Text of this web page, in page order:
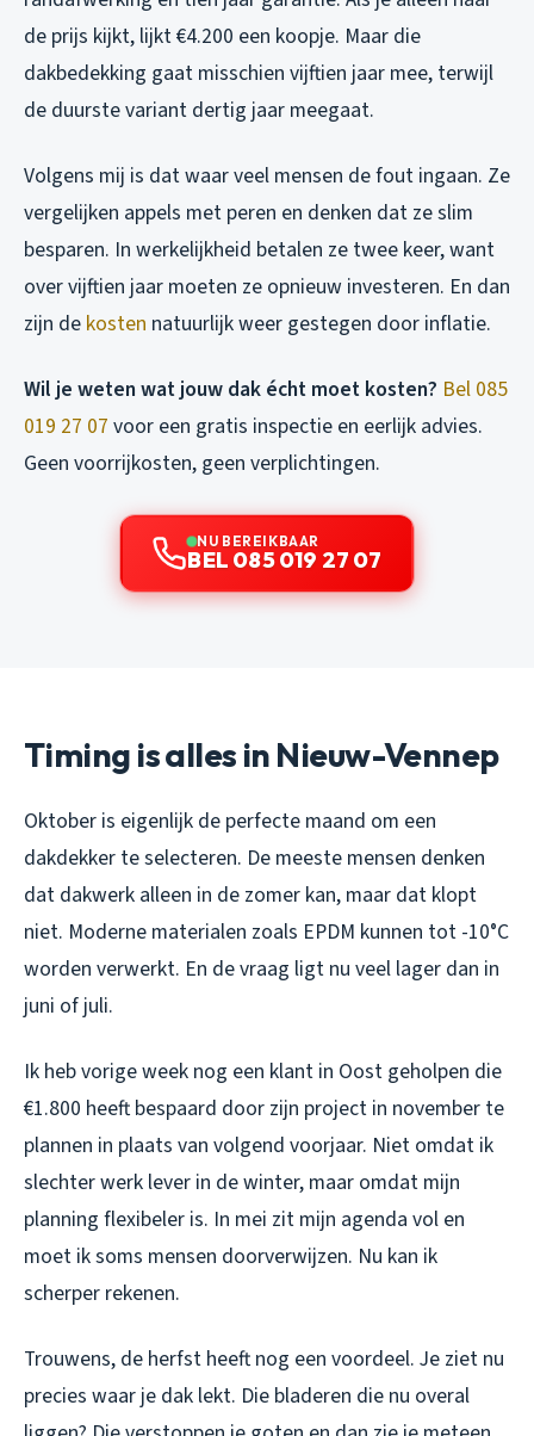
de prijs kijkt, lijkt €4.200 een koopje. Maar die
dakbedekking gaat misschien vijftien jaar mee, terwijl
de duurste variant dertig jaar meegaat.
Volgens mij is dat waar veel mensen de fout ingaan. Ze
vergelijken appels met peren en denken dat ze slim
besparen. In werkelijkheid betalen ze twee keer, want
over vijftien jaar moeten ze opnieuw investeren. En dan
zijn de kosten natuurlijk weer gestegen door inflatie.
Wil je weten wat jouw dak écht moet kosten? Bel 085
019 27 07 voor een gratis inspectie en eerlijk advies.
Geen voorrijkosten, geen verplichtingen.
NU BEREIKBAAR
BEL 085 019 27 07
Timing is alles in Nieuw-Vennep
Oktober is eigenlijk de perfecte maand om een
dakdekker te selecteren. De meeste mensen denken
dat dakwerk alleen in de zomer kan, maar dat klopt
niet. Moderne materialen zoals EPDM kunnen tot -10°C
worden verwerkt. En de vraag ligt nu veel lager dan in
juni of juli.
Ik heb vorige week nog een klant in Oost geholpen die
€1.800 heeft bespaard door zijn project in november te
plannen in plaats van volgend voorjaar. Niet omdat ik
slechter werk lever in de winter, maar omdat mijn
planning flexibeler is. In mei zit mijn agenda vol en
moet ik soms mensen doorverwijzen. Nu kan ik
scherper rekenen.
Trouwens, de herfst heeft nog een voordeel. Je ziet nu
precies waar je dak lekt. Die bladeren die nu overal